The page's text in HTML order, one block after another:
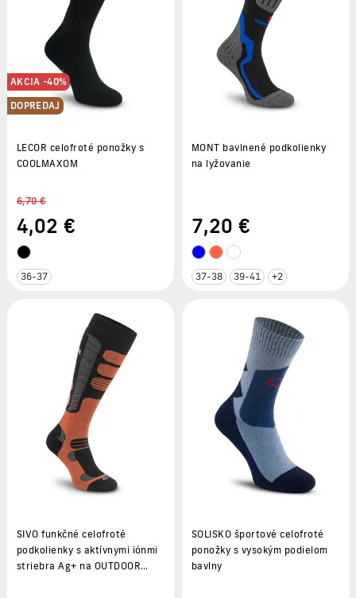
AKCIA -40%
DOPREDAJ
LECOR celofroté ponožky s
COOLMAXOM
6,70 €
4,02 €
36-37
MONT bavlnené podkolienky
na lyžovanie
7,20 €
37-38 39-41 +2
SIVO funkčné celofroté
podkolienky s aktívnymi iónmi
striebra Ag+ na OUTDOOR
SOLISKO športové celofroté
ponožky s vysokým podielom
bavlny